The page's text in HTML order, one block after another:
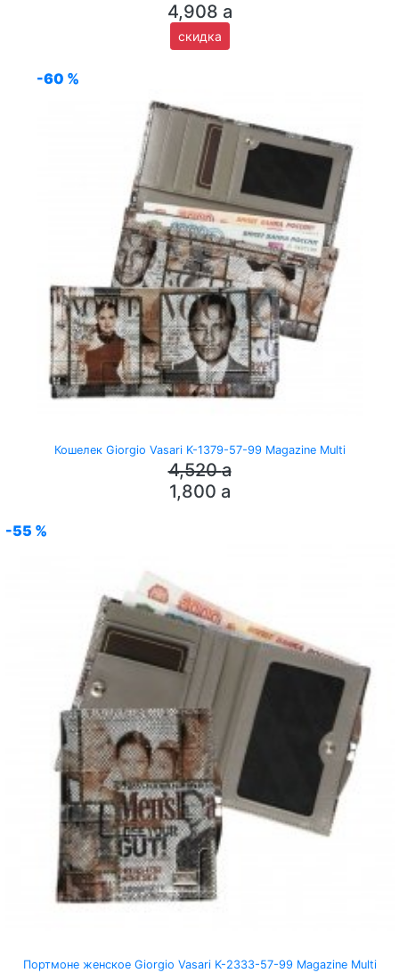
4,908 a
скидка
-60 %
Кошелек Giorgio Vasari K-1379-57-99 Magazine Multi
4,520a
1,800 a
-55 %
Портмоне женское Giorgio Vasari K-2333-57-99 Magazine Multi